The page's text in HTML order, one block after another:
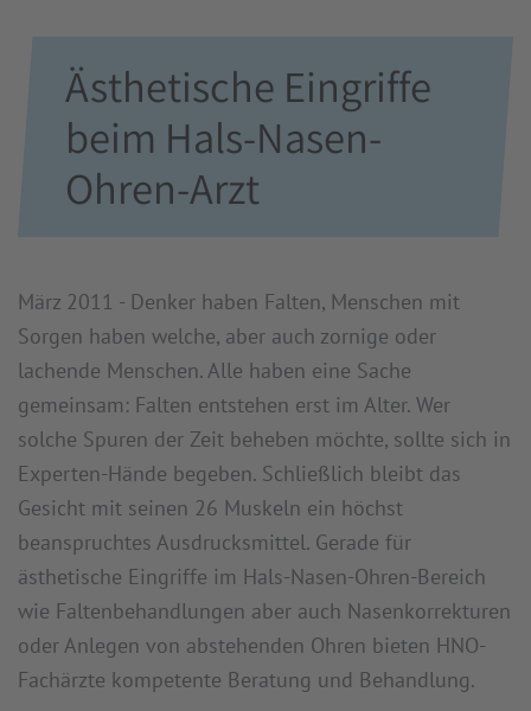
Ästhetische Eingriffe
beim Hals-Nasen-
Ohren-Arzt
März 2011 - Denker haben Falten, Menschen mit
Sorgen haben welche, aber auch zornige oder
lachende Menschen. Alle haben eine Sache
gemeinsam: Falten entstehen erst im Alter. Wer
solche Spuren der Zeit beheben möchte, sollte sich in
Experten-Hände begeben. Schließlich bleibt das
Gesicht mit seinen 26 Muskeln ein höchst
beanspruchtes Ausdrucksmittel. Gerade für
ästhetische Eingriffe im Hals-Nasen-Ohren-Bereich
wie Faltenbehandlungen aber auch Nasenkorrekturen
oder Anlegen von abstehenden Ohren bieten HNO-
Fachärzte kompetente Beratung und Behandlung.